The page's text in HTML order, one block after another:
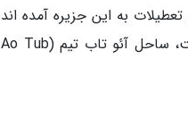
به این جزیره آمده اند
جذب این ساحل خواهند شد. اما اگر علاقه دارید به ساحلی بروید که شلوغی آن کمتر است، ساحل آئو تاب تیم (Ao Tub